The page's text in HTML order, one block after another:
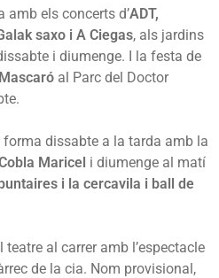
amb els concerts d’ADT,
saxo i A Ciegas, als jardins
i diumenge. I la festa de
al Parc del Doctor
dissabte a la tarda amb la
Maricel i diumenge al matí
i la cercavila i ball de
al carrer amb l’espectacle
de la cia. Nom provisional,